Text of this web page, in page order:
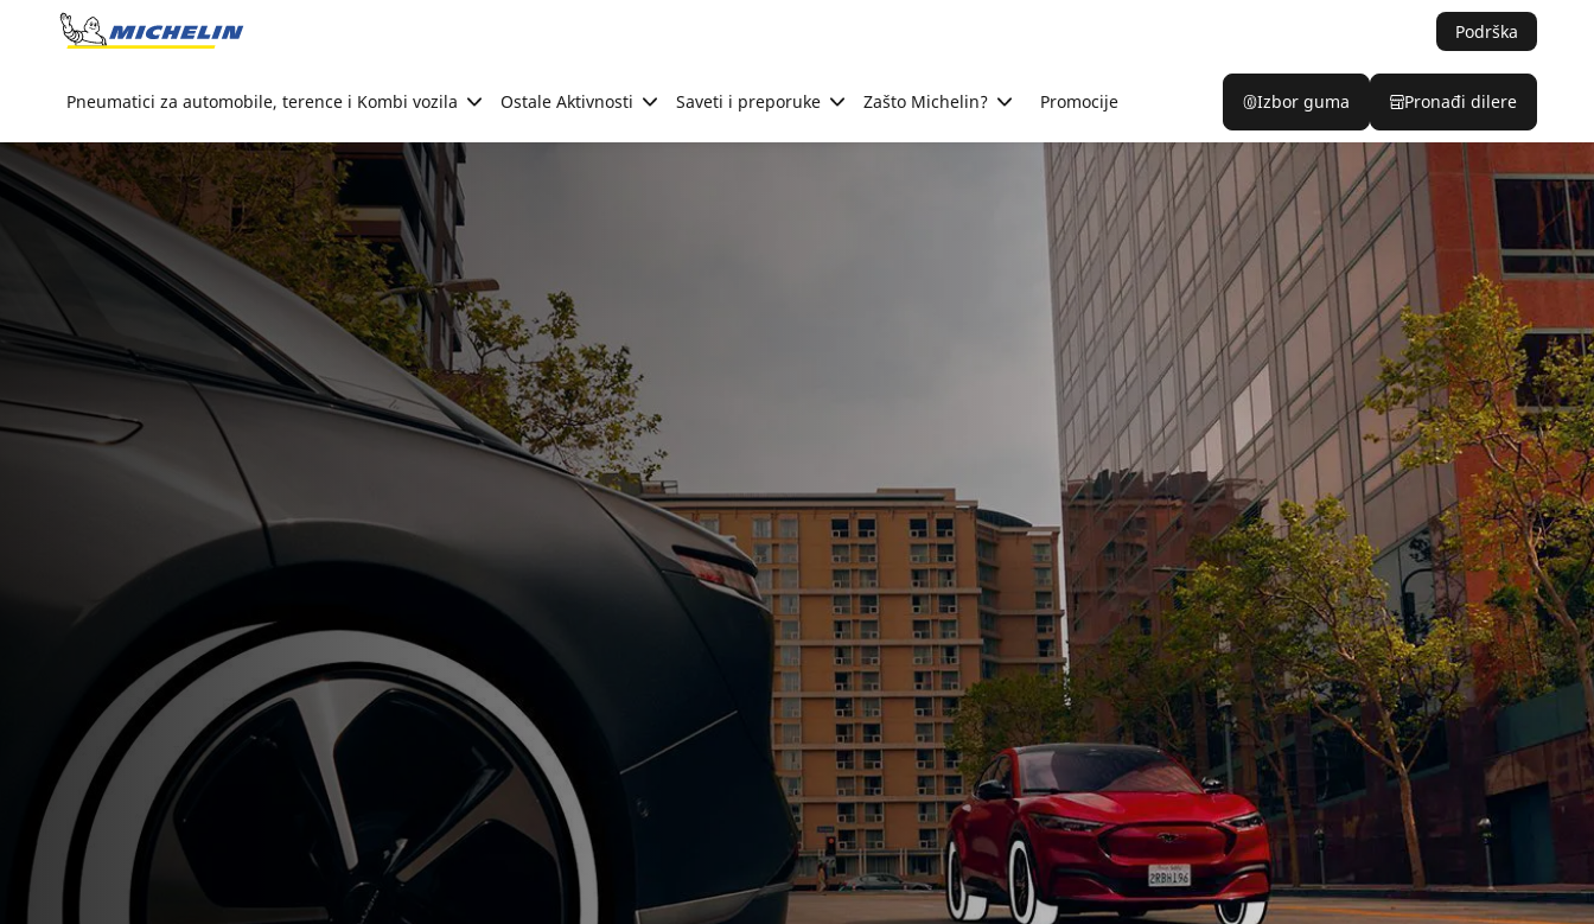
Go to page content
Podrška
Pneumatici za automobile, terence i Kombi vozila Ostale Aktivnosti Saveti i preporuke Zašto Michelin? Promocije Izbor guma Pronađi dilere